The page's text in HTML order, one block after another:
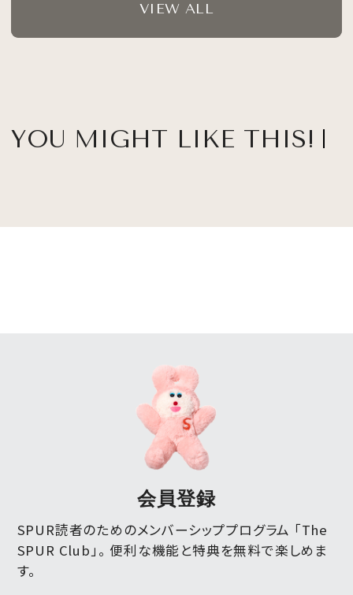
VIEW ALL
YOU MIGHT LIKE THIS!
会員登録
SPUR読者のためのメンバーシッププログラム 「The
SPUR Club」。 便利な機能と特典を無料で楽しめま
す。